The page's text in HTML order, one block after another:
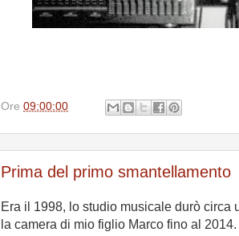
Ore 09:00:00
Prima del primo smantellamento
Era il 1998, lo studio musicale durò
la camera di mio figlio Marco fino al 2014.